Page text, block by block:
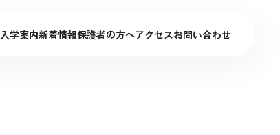
入学案内新着情報保護者の方へアクセスお問い合わせ